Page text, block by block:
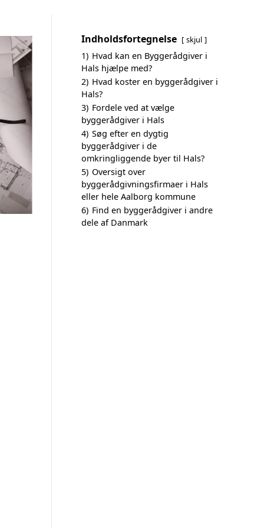
Indholdsfortegnelse skjul
1) Hvad kan en Byggerådgiver i
Hals hjælpe med?
2) Hvad koster en byggerådgiver i
Hals?
3) Fordele ved at vælge
byggerådgiver i Hals
4) Søg efter en dygtig
byggerådgiver i de
omkringliggende byer til Hals?
5) Oversigt over
byggerådgivningsfirmaer i Hals
eller hele Aalborg kommune
6) Find en byggerådgiver i andre
dele af Danmark